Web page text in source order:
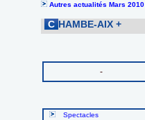
Autres actualités Mars 2010
C HAMBE-AIX +
-
Spectacles